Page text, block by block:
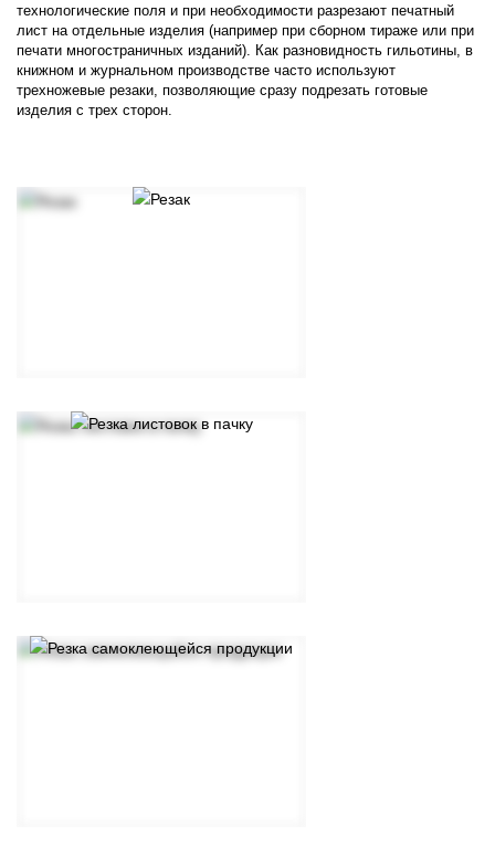
технологические поля и при необходимости разрезают печатный
лист на отдельные изделия (например при сборном тираже или при
печати многостраничных изданий). Как разновидность гильотины, в
книжном и журнальном производстве часто используют
трехножевые резаки, позволяющие сразу подрезать готовые
изделия с трех сторон.